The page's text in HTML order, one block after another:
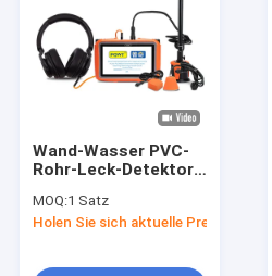
Wand-Wasser PVC-
Rohr-Leck-Detektor-
dreieckiger Sensor
PQWT L5000
MOQ:1 Satz
Holen Sie sich aktuelle Preis